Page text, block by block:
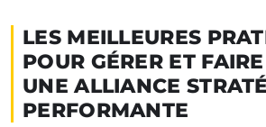
LES MEILLEURES
POUR GÉRER ET
UNE ALLIANCE
PERFORMANTE